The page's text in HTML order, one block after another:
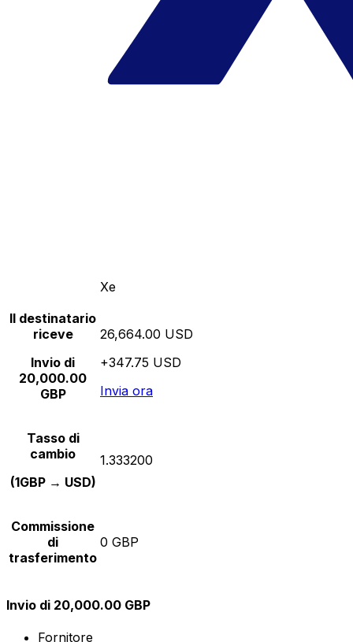
Xe
Il destinatario
riceve
Invio di
20,000.00
GBP
26,664.00 USD
+347.75 USD
Invia ora
Tasso di
cambio
(1GBP → USD)
1.333200
Commissione
di
trasferimento
0 GBP
Invio di 20,000.00 GBP
Fornitore